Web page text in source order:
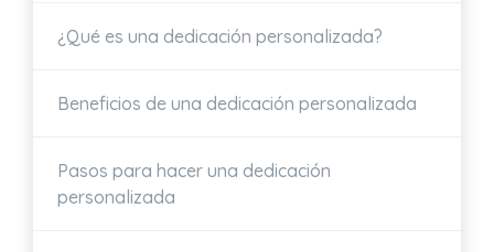
¿Qué es una dedicación personalizada?
Beneficios de una dedicación personalizada
Pasos para hacer una dedicación
personalizada